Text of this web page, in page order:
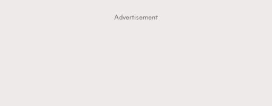
Advertisement